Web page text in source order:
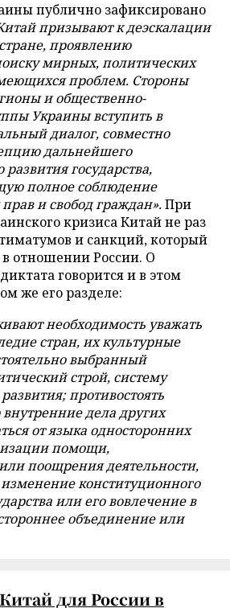
публично зафиксировано
призывают к деэскалации
проявлению
мирных, политических
проблем. Стороны
и общественно-
Украины вступить в
диалог, совместно
дальнейшего
государства,
полное соблюдение
и свобод граждан».При
кризиса Китай не раз
и санкций, который
отношении России. О
говорится и в этом
же его разделе:
необходимость уважать
стран, их культурные
выбранный
строй, систему
противостоять
дела других
от языка односторонних
помощи,
поощрения деятельности,
конституционного
или его вовлечение в
объединение или
для России в